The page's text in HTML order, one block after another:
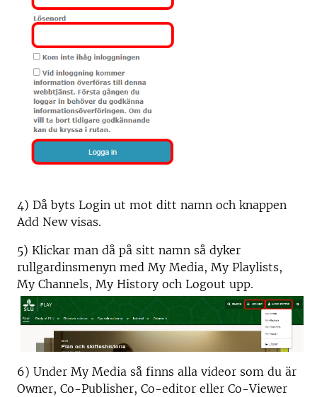
4) Då byts Login ut mot ditt namn och knappen
Add New visas.
5) Klickar man då på sitt namn så dyker
rullgardinsmenyn med My Media, My Playlists,
My Channels, My History och Logout upp.
6) Under My Media så finns alla videor som du är
Owner, Co-Publisher, Co-editor eller Co-Viewer